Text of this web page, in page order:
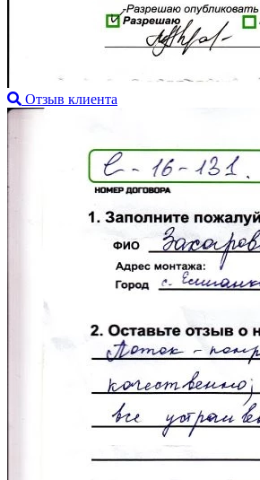
Отзыв клиента